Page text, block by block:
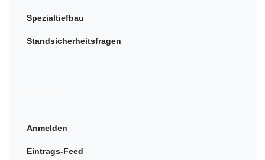
Spezialtiefbau
Standsicherheitsfragen
Anmelden
Eintrags-Feed